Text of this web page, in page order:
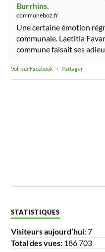
Burrhins.
communeboz.fr
Une certaine émotion
communale. Laetitia
commune faisait ses
Voir sur Facebook · Partager
STATISTIQUES
Visiteurs aujourd’hui:7
Total des vues: 186 703